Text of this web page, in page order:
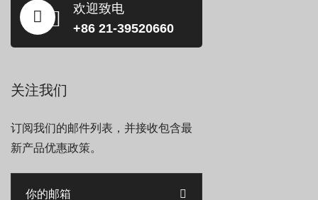
欢迎致电
+86 21-39520660
关注我们
订阅我们的邮件列表，并接收包含最
新产品优惠政策。